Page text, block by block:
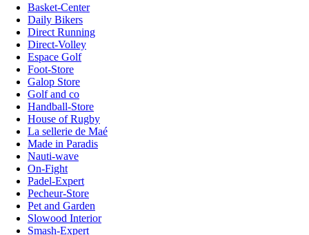
Basket-Center
Daily Bikers
Direct Running
Direct-Volley
Espace Golf
Foot-Store
Galop Store
Golf and co
Handball-Store
House of Rugby
La sellerie de Maé
Made in Paradis
Nauti-wave
On-Fight
Padel-Expert
Pecheur-Store
Pet and Garden
Slowood Interior
Smash-Expert